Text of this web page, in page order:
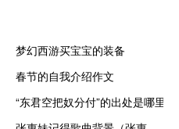
梦幻西游买宝宝的装备
春节的自我介绍作文
“东君空把奴分付”的出处是哪里